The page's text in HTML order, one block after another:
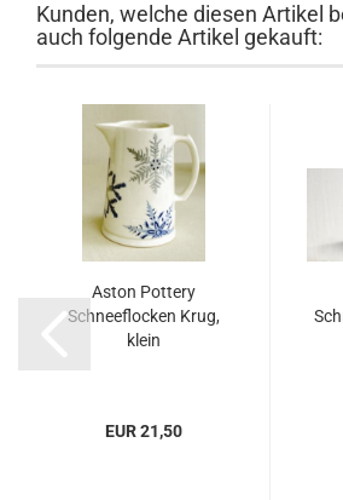
Kunden, welche diesen Artikel
auch folgende Artikel gekauft:
Aston Pottery
Schneeflocken Krug,
klein
EUR 21,50